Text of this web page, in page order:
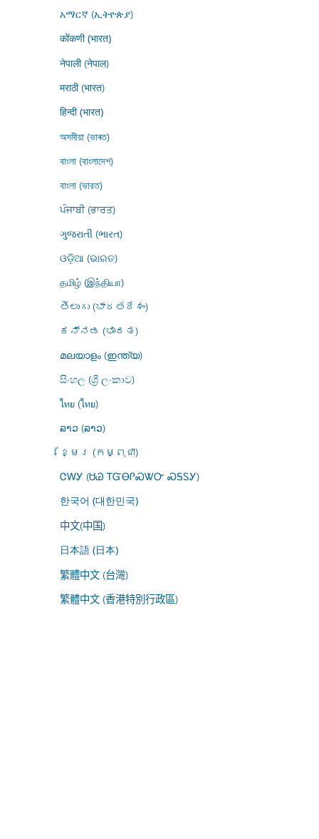
አማርኛ (ኢትዮጵያ)
कोंकणी (भारत)
नेपाली (नेपाल)
मराठी (भारत)
हिन्दी (भारत)
অসমীয়া (ভাৰত)
বাংলা (বাংলাদেশ)
বাংলা (ভারত)
ਪੰਜਾਬੀ (ਭਾਰਤ)
ગુજરાતી (ભારત)
ଓଡ଼ିଆ (ଭାରତ)
தமிழ் (இந்தியா)
తెలుగు (భారతదేశం)
ಕನ್ನಡ (ಭಾರತ)
മലയാളം (ഇന്ത്യ)
සිංහල (ශ්‍රී ලංකාව)
ไทย (ไทย)
ລາວ (ລາວ)
ខ្មែរ (កម្ពុជា)
ᏣᎳᎩ (ᏌᏊ ᎢᏳᎾᎵᏍᏔᏅ ᏍᎦᏚᎩ)
한국어 (대한민국)
中文(中国)
日本語 (日本)
繁體中文 (台灣)
繁體中文 (香港特別行政區)